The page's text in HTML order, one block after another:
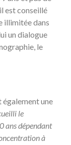
est conseillé
illimitée dans
un dialogue
le
également une
le
ans dépendant
à